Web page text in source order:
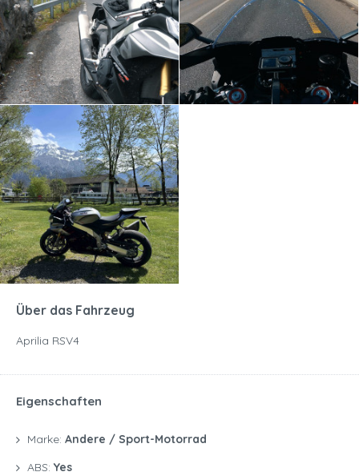
Über das Fahrzeug
Aprilia RSV4
Eigenschaften
Marke: Andere / Sport-Motorrad
ABS: Yes